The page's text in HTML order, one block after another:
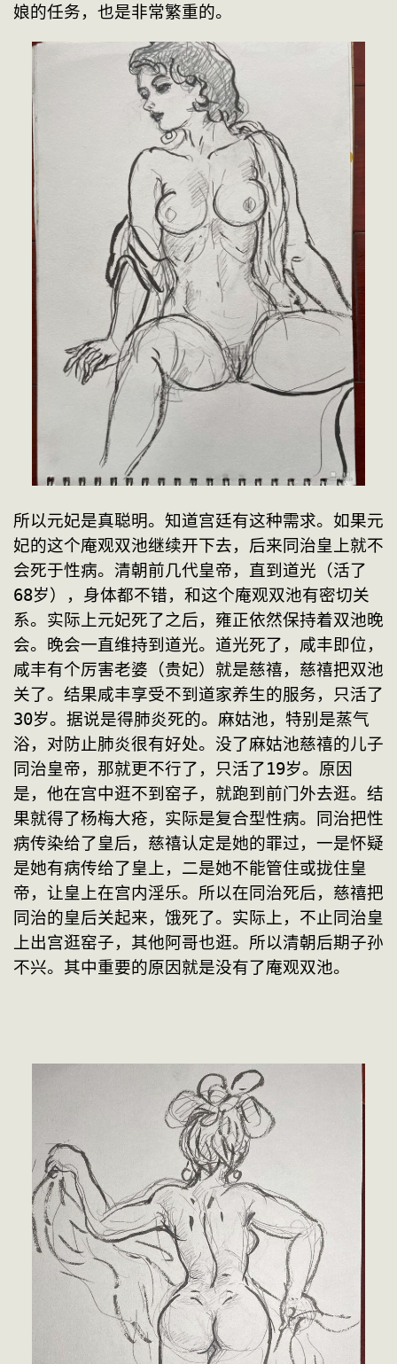
娘的任务，也是非常繁重的。
所以元妃是真聪明。知道宫廷有这种需求。如果元
妃的这个庵观双池继续开下去，后来同治皇上就不
会死于性病。清朝前几代皇帝，直到道光（活了
68岁），身体都不错，和这个庵观双池有密切关
系。实际上元妃死了之后，雍正依然保持着双池晚
会。晚会一直维持到道光。道光死了，咸丰即位，
咸丰有个厉害老婆（贵妃）就是慈禧，慈禧把双池
关了。结果咸丰享受不到道家养生的服务，只活了
30岁。据说是得肺炎死的。麻姑池，特别是蒸气
浴，对防止肺炎很有好处。没了麻姑池慈禧的儿子
同治皇帝，那就更不行了，只活了19岁。原因
是，他在宫中逛不到窑子，就跑到前门外去逛。结
果就得了杨梅大疮，实际是复合型性病。同治把性
病传染给了皇后，慈禧认定是她的罪过，一是怀疑
是她有病传给了皇上，二是她不能管住或拢住皇
帝，让皇上在宫内淫乐。所以在同治死后，慈禧把
同治的皇后关起来，饿死了。实际上，不止同治皇
上出宫逛窑子，其他阿哥也逛。所以清朝后期子孙
不兴。其中重要的原因就是没有了庵观双池。